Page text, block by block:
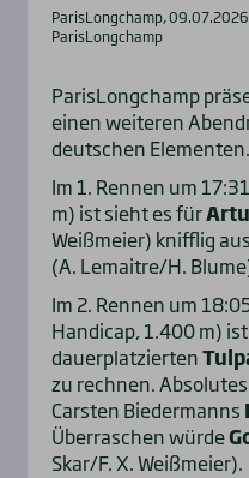
ParisLongchamp,
ParisLongchamp
ParisLongchamp
einen weiteren
deutschen Elementen.
Im 1. Rennen um
m) ist sieht es für
Weißmeier) knifflig
(A. Lemaitre/H.
Im 2. Rennen um
Handicap, 1.400 m)
dauerplatzierten
zu rechnen.
Carsten Biedermanns
Überraschen würde
Skar/F. X. Weißmeier).